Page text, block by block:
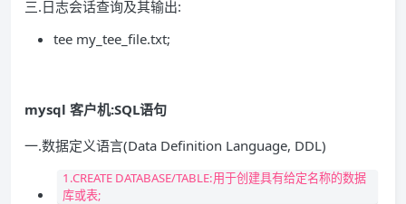
三.日志会话查询及其输出:
tee my_tee_file.txt;
mysql 客户机:SQL语句
一.数据定义语言(Data Definition Language, DDL)
1.CREATE DATABASE/TABLE:用于创建具有给定名称的数据
库或表;